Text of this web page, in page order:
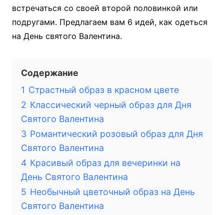
встречаться со своей второй половинкой или
подругами. Предлагаем вам 6 идей, как одеться
на День святого Валентина.
Содержание
1 Страстный образ в красном цвете
2 Классический черный образ для Дня
Святого Валентина
3 Романтический розовый образ для Дня
Святого Валентина
4 Красивый образ для вечеринки на
День Святого Валентина
5 Необычный цветочный образ на День
Святого Валентина